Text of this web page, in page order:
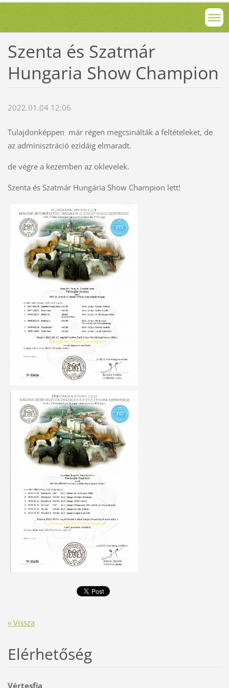
Szenta és Szatmár
Hungaria Show Champion
2022.01.04 12:06
Tulajdonképpen már régen megcsinálták a feltételeket, de
az adminisztráció ezidáig elmaradt.
de végre a kezemben az oklevelek.
Szenta és Szatmár Hungária Show Champion lett!
« Vissza
Elérhetőség
Vértesfia